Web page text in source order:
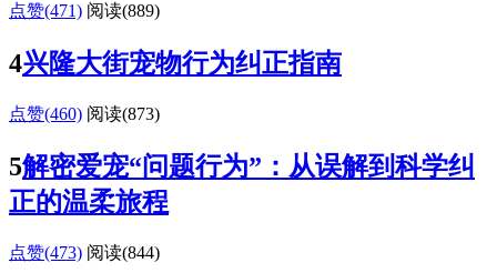
点赞(471) 阅读(889)
4兴隆大街宠物行为纠正指南
点赞(460) 阅读(873)
5解密爱宠“问题行为”：从误解到科学纠
正的温柔旅程
点赞(473) 阅读(844)